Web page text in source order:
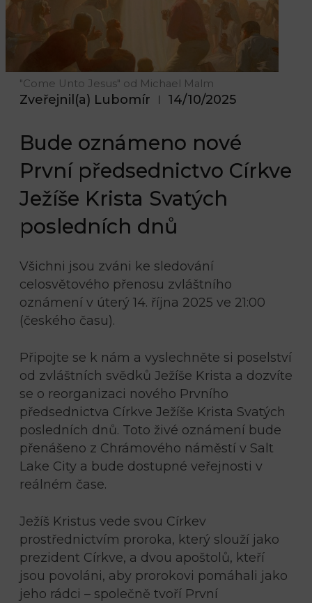
"Come Unto Jesus" od Michael Malm
Zveřejnil(a) Lubomír 14/10/2025
Bude oznámeno nové
První předsednictvo Církve
Ježíše Krista Svatých
posledních dnů
Všichni jsou zváni ke sledování
celosvětového přenosu zvláštního
oznámení v úterý 14. října 2025 ve 21:00
(českého času).
Připojte se k nám a vyslechněte si poselství
od zvláštních svědků Ježíše Krista a dozvíte
se o reorganizaci nového Prvního
předsednictva Církve Ježíše Krista Svatých
posledních dnů. Toto živé oznámení bude
přenášeno z Chrámového náměstí v Salt
Lake City a bude dostupné veřejnosti v
reálném čase.
Ježíš Kristus vede svou Církev
prostřednictvím proroka, který slouží jako
prezident Církve, a dvou apoštolů, kteří
jsou povoláni, aby prorokovi pomáhali jako
jeho rádci – společně tvoří První